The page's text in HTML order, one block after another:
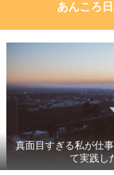
あんころ
真面目すぎる私が仕
て実践し